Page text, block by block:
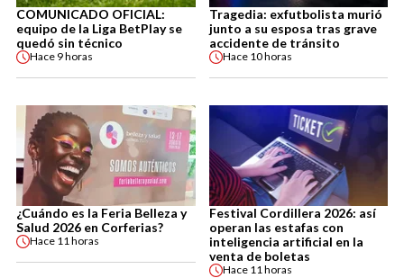
COMUNICADO OFICIAL:
equipo de la Liga BetPlay se
quedó sin técnico
Hace 9 horas
Tragedia: exfutbolista murió
junto a su esposa tras grave
accidente de tránsito
Hace 10 horas
¿Cuándo es la Feria Belleza y
Salud 2026 en Corferias?
Hace 11 horas
Festival Cordillera 2026: así
operan las estafas con
inteligencia artificial en la
venta de boletas
Hace 11 horas